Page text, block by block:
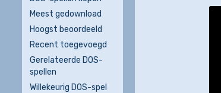
Meest gedownload
Hoogst beoordeeld
Recent toegevoegd
Gerelateerde DOS-
spellen
Willekeurig DOS-spel